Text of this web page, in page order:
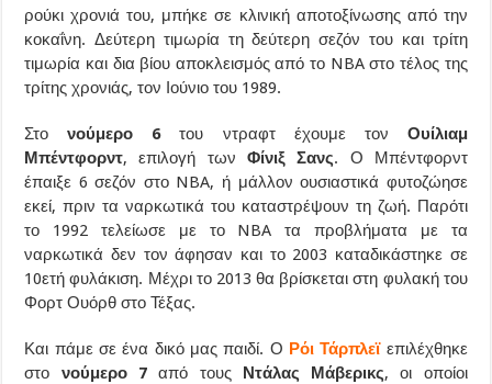
ρούκι χρονιά του, μπήκε σε κλινική αποτοξίνωσης από την
κοκαΐνη. Δεύτερη τιμωρία τη δεύτερη σεζόν του και τρίτη
τιμωρία και δια βίου αποκλεισμός από το NBA στο τέλος της
τρίτης χρονιάς, τον Ιούνιο του 1989.
Στονούμερο 6του ντραφτ έχουμε τον Ουίλιαμ
Μπέντφορντ, επιλογή των Φίνιξ Σανς. Ο Μπέντφορντ
έπαιξε 6 σεζόν στο NBA, ή μάλλον ουσιαστικά φυτοζώησε
εκεί, πριν τα ναρκωτικά του καταστρέψουν τη ζωή. Παρότι
το 1992 τελείωσε με το NBA τα προβλήματα με τα
ναρκωτικά δεν τον άφησαν και το 2003 καταδικάστηκε σε
10ετή φυλάκιση. Μέχρι το 2013 θα βρίσκεται στη φυλακή του
Φορτ Ουόρθ στο Τέξας.
Και πάμε σε ένα δικό μας παιδί. Ο Ρόι Τάρπλεϊ επιλέχθηκε
στο νούμερο 7από τους Ντάλας Μάβερικς, οι οποίοι